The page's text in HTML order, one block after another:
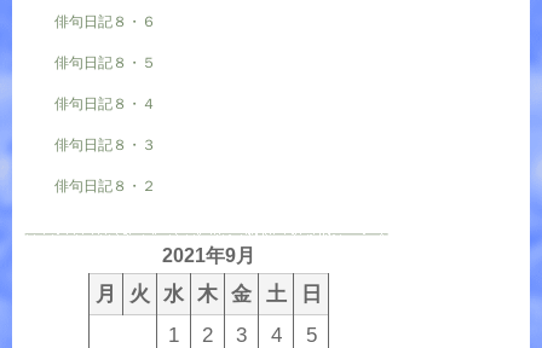
俳句日記８・６
俳句日記８・５
俳句日記８・４
俳句日記８・３
俳句日記８・２
2021年9月
月 火 水 木 金 土
日
1
2 3 4
5